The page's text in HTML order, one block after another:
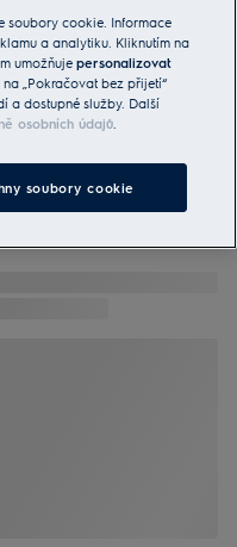
soubory cookie. Informace
a analytiku. Kliknutím na
umožňuje personalizovat
„Pokračovat bez přijetí“
a dostupné služby. Další
osobních údajů
soubory cookie